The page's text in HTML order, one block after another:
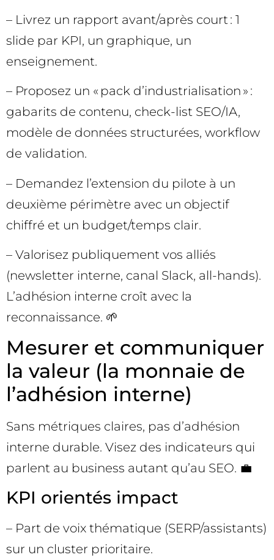
– Livrez un rapport avant/après court : 1
slide par KPI, un graphique, un
enseignement.
– Proposez un « pack d’industrialisation » :
gabarits de contenu, check-list SEO/IA,
modèle de données structurées, workflow
de validation.
– Demandez l’extension du pilote à un
deuxième périmètre avec un objectif
chiffré et un budget/temps clair.
– Valorisez publiquement vos alliés
(newsletter interne, canal Slack, all-hands).
L’adhésion interne croît avec la
reconnaissance. 🌱
Mesurer et communiquer
la valeur (la monnaie de
l’adhésion interne)
Sans métriques claires, pas d’adhésion
interne durable. Visez des indicateurs qui
parlent au business autant qu’au SEO. 💼
KPI orientés impact
– Part de voix thématique (SERP/assistants)
sur un cluster prioritaire.